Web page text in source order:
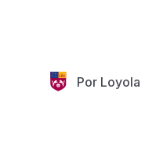
Por Loyola